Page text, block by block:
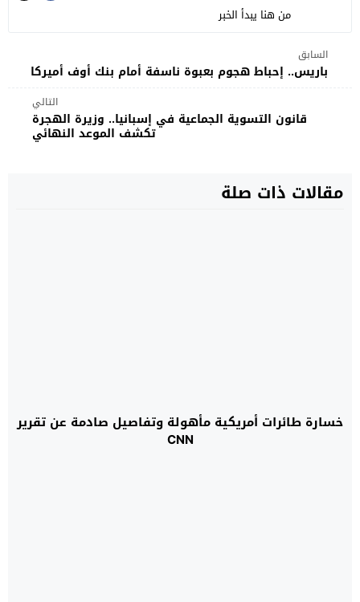
من هنا يبدأ الخبر
السابق
باريس.. إحباط هجوم بعبوة ناسفة أمام بنك أوف أميركا
التالي
قانون التسوية الجماعية في إسبانيا.. وزيرة الهجرة
تكشف الموعد النهائي
مقالات ذات صلة
خسارة طائرات أمريكية مأهولة وتفاصيل صادمة عن تقرير
CNN